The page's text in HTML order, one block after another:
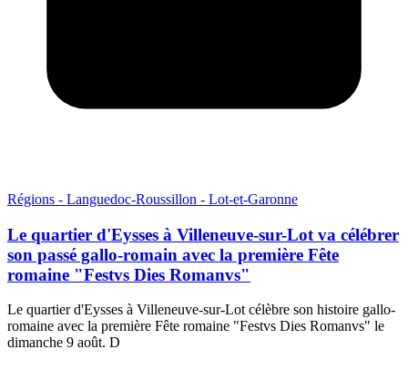
Régions - Languedoc-Roussillon - Lot-et-Garonne
Le quartier d'Eysses à Villeneuve-sur-Lot va célébrer
son passé gallo-romain avec la première Fête
romaine "Festvs Dies Romanvs"
Le quartier d'Eysses à Villeneuve-sur-Lot célèbre son histoire gallo-
romaine avec la première Fête romaine "Festvs Dies Romanvs" le
dimanche 9 août. D